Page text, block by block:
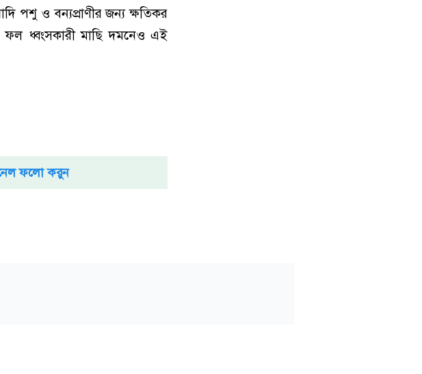
পশু ও বন্যপ্রাণীর জন্য ক্ষতিকর
ফল ধ্বংসকারী মাছি দমনেও এই
ফলো করুন